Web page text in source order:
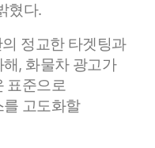
혔다.
정교한 타겟팅과
, 화물차 광고가
표준으로
고도화할